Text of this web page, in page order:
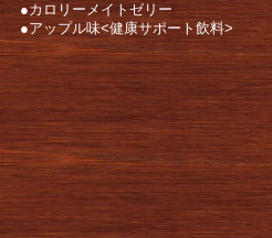
●カロリーメイトゼリー
●アップル味<健康サポート飲料>